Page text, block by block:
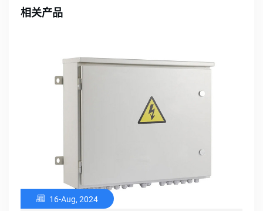
相关产品
16-Aug, 2024